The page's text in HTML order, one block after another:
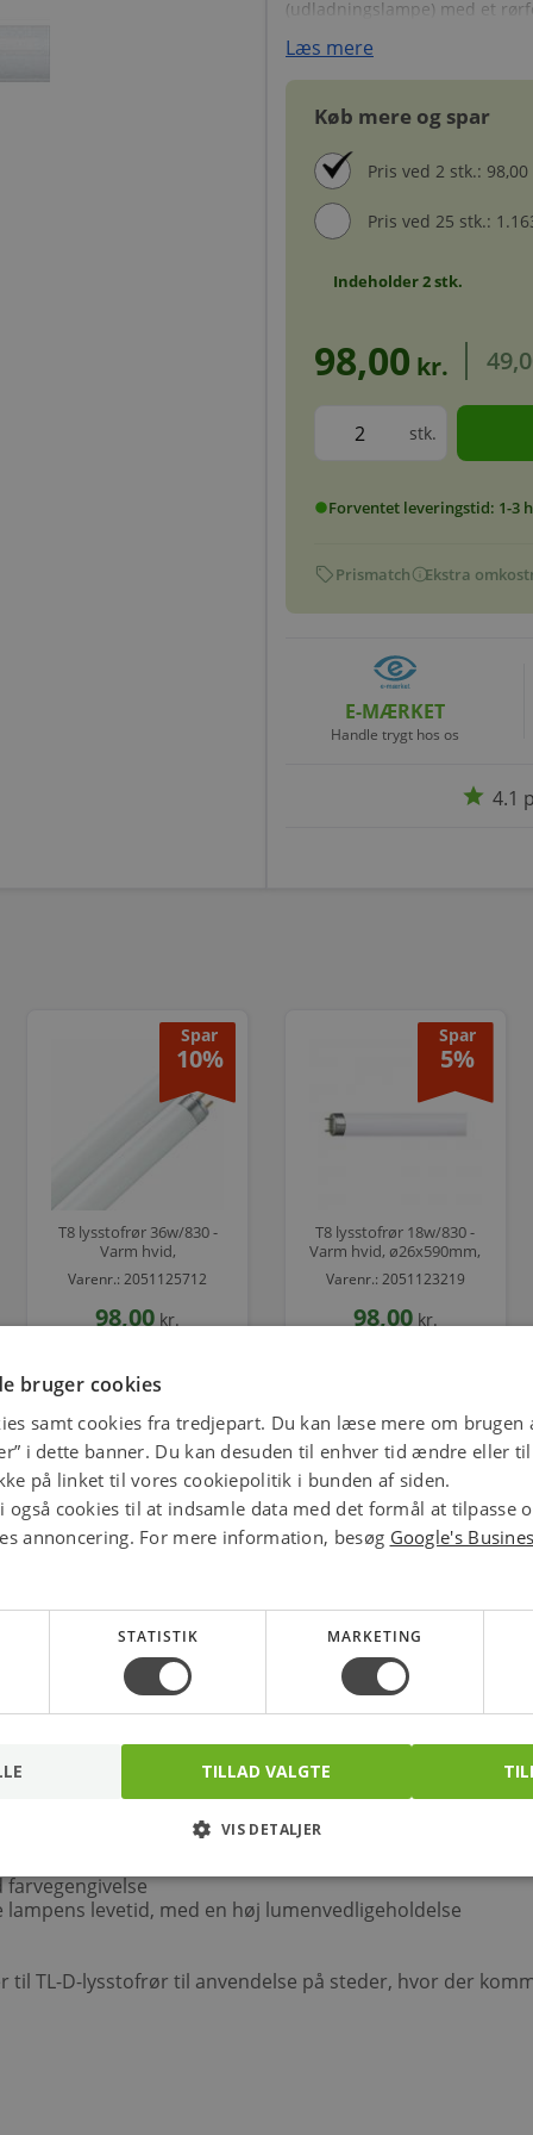
(udladningslampe) med et
Læs mere
Køb mere og spar
Pris ved 2 stk.: 98,00
Pris ved 25 stk.:
Indeholder2stk.
98,00 kr.
stk.
circleForventet leveringstid: 1-3
sellPrismatchinfoEkstra
E-MÆRKET
Handle trygt hos os
star 4.1
Spar
10%
T8 lysstofrør 36w/830 -
Varm hvid,
ø26x1200mm, (Som
Philips TLD & Osram
Lumilux)
Varenr.: 2051125712
98,00 kr.
Spar
5%
T8 lysstofrør 18w/830 -
Varm hvid, ø26x590mm,
(Som Philips TLD &
Osram Lumilux)
Varenr.: 2051123219
98,00 kr.
med en ny forbelægningsteknologi
kan anvendes til fremstilling af en ny lampe
levetid, med en høj lumenvedligeholdelse
TL-D-lysstofrør til anvendelse på steder, hvor der
bruger cookies
samt cookies fra tredjepart. Du kan læse mere om brugen
i dette banner. Du kan desuden til enhver tid ændre eller
på linket til vores cookiepolitik i bunden af siden.
også cookies til at indsamle data med det formål at tilpasse
annoncering. For mere information, besøg Google's
STATISTIK MARKETING
TILLAD VALGTE
VIS DETALJER